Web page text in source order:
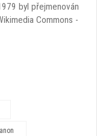
byl přejmenován
Commons -